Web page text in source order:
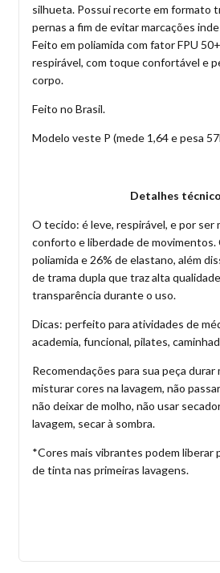
silhueta. Possui recorte em formato
pernas a fim de evitar marcações
Feito em poliamida com fator FPU
respirável, com toque confortável e
corpo.
Feito no Brasil.
Modelo veste P (mede 1,64 e pesa
Detalhes
O tecido: é leve, respirável, e por ser
conforto e liberdade de movimentos.
poliamida e 26% de elastano, além
de trama dupla que traz alta
transparência durante o uso.
Dicas: perfeito para atividades de
academia, funcional, pilates,
Recomendações para sua peça durar
misturar cores na lavagem, não
não deixar de molho, não usar
lavagem, secar à sombra.
*Cores mais vibrantes podem liberar
de tinta nas primeiras lavagens.